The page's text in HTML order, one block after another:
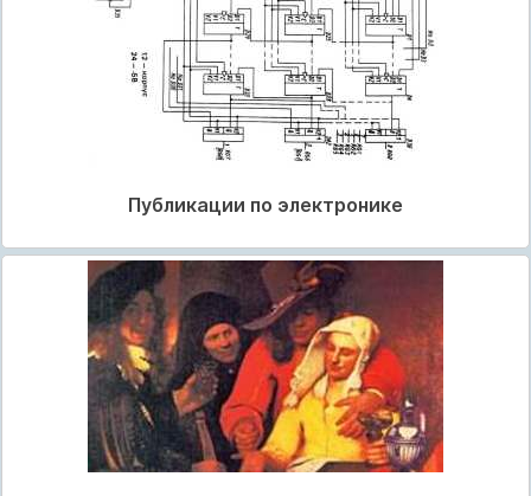
Публикации по электронике